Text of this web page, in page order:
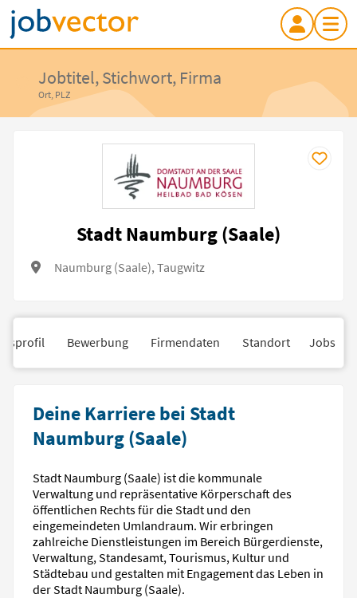
Jobtitel, Stichwort, Firma
Ort, PLZ
Stadt Naumburg (Saale)
Naumburg (Saale), Taugwitz
Bewerbung Firmendaten Standort Jobs
Deine Karriere bei Stadt
Naumburg (Saale)
Stadt Naumburg (Saale) ist die kommunale
Verwaltung und repräsentative Körperschaft des
öffentlichen Rechts für die Stadt und den
eingemeindeten Umlandraum. Wir erbringen
zahlreiche Dienstleistungen im Bereich Bürgerdienste,
Verwaltung, Standesamt, Tourismus, Kultur und
Städtebau und gestalten mit Engagement das Leben in
der Stadt Naumburg (Saale).